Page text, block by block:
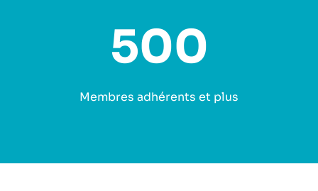
500
Membres adhérents et plus